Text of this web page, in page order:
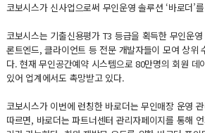
코보시스가 신사업으로써 무인운영 솔루션 ‘바로더’
코보시스는 기출신용평가 T3 등급을 획득한 무인운
론트엔드, 클라이언트 등 전문 개발자들이 모여 상위
다. 현재 무인공간예약 시스템으로 80만명의 회원 데
있어 업계에서도 촉망받고 있다.
코보시스가 이번에 런칭한 바로더는 무인매장 운영
따르면, 바로더는 파트너센터 관리자페이지를 통해